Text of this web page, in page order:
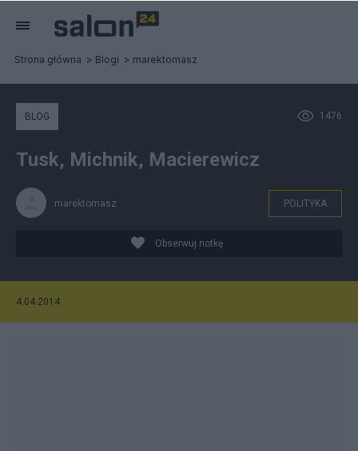
Strona główna Blogi marektomasz
1476
BLOG
Tusk, Michnik, Macierewicz
marektomasz POLITYKA
Obserwuj notkę
4.04.2014